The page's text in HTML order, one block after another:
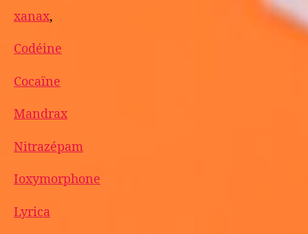
xanax,
Codéine
Cocaïne
Mandrax
Nitrazépam
Ioxymorphone
Lyrica